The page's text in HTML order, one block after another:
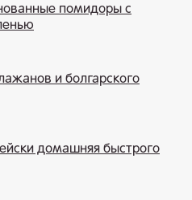
помидоры с
и болгарского
домашняя быстрого